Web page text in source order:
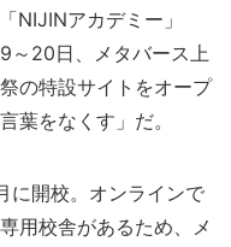
NIJINアカデミー」
～20日、メタバース上
の特設サイトをオープ
葉をなくす」だ。
開校。オンラインで
用校舎があるため、メ